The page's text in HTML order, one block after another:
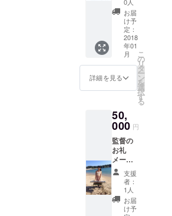
んの写
真つき
サイン
奇跡の
クリス
マス 劇
場無料
招待
優俳優
のサイ
ン エン
ドロー
ルクレ
ジット
監督の
CDプレ
ゼント
主演俳
SADA
のレア
ものCD
アルバ
ム8曲入
り ハン
ターハ
ンター
のキル
ア役の
声優、
お届
け予
定：
2018
年01
月
詳細を見る
こ
の
リ
タ
ー
ン
を
選
択
す
る
50,
000 円
監督の
お礼
メール
監督、
好きな
主演女
優俳優
のサイ
支援
者：
1人
お届
け予